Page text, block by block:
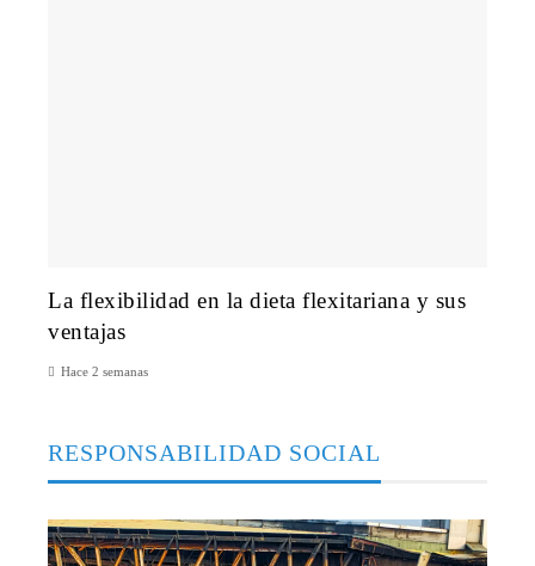
La flexibilidad en la dieta flexitariana y sus
ventajas
Hace 2 semanas
RESPONSABILIDAD SOCIAL